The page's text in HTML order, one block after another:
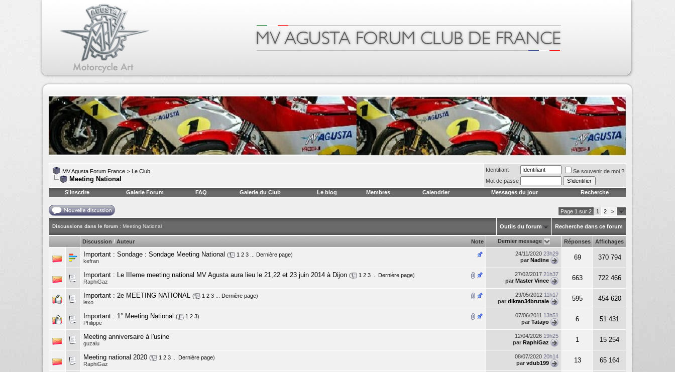
MV Agusta Forum France > Le Club
Meeting National
Identifiant
Se souvenir de moi ?
Mot de passe
S'inscrire
Galerie Forum FAQ Galerie du Club Le blog Membres Calendrier Messages du jour Recherche
Page 1 sur 2 1 2 >
Discussions dans le forum : Meeting National Outils du forum Recherche dans ce forum
Note
Discussion / Auteur Dernier message Réponses Affichages
Important : Sondage : Sondage Meeting National ( 1 2 3 Dernière page)
kefran
24/11/2020 23h29
par Nadine 69 370 794
Important : Le IIIeme meeting national MV Agusta aura lieu le 21,22 et 23 juin 2014 à Dijon ( 1 2 3 Dernière page)
RaphiGaz
27/02/2017 21h37
par Master Vince 663 722 466
Important : 2e MEETING NATIONAL ( 1 2 3 Dernière page)
lexo
29/05/2012 11h17
par dikran34brutale 595 454 620
Important : 1° Meeting National ( 1 2 3)
Philippe
07/06/2011 13h51
par Tatayo 6 51 431
Meeting anniversaire à l'usine
guzalu
12/04/2026 19h25
par RaphiGaz 1 15 254
Meeting national 2020 ( 1 2 3 Dernière page)
RaphiGaz
08/07/2020 20h14
par vdub199 13 65 164